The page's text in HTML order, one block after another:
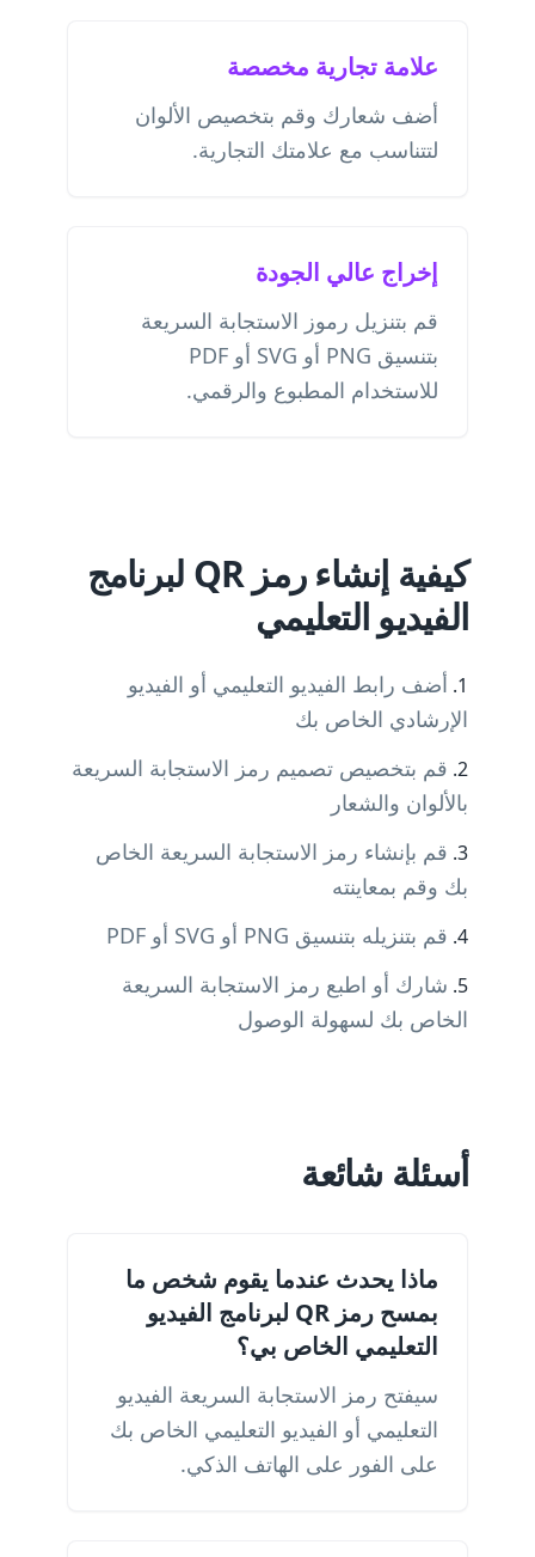
علامة تجارية مخصصة
أضف شعارك وقم بتخصيص الألوان
لتتناسب مع علامتك التجارية.
إخراج عالي الجودة
قم بتنزيل رموز الاستجابة السريعة
بتنسيق PNG أو SVG أو PDF
للاستخدام المطبوع والرقمي.
كيفية إنشاء رمز QR لبرنامج
الفيديو التعليمي
أضف رابط الفيديو التعليمي أو الفيديو
الإرشادي الخاص بك
قم بتخصيص تصميم رمز الاستجابة السريعة
بالألوان والشعار
قم بإنشاء رمز الاستجابة السريعة الخاص
بك وقم بمعاينته
قم بتنزيله بتنسيق PNG أو SVG أو PDF
شارك أو اطبع رمز الاستجابة السريعة
الخاص بك لسهولة الوصول
أسئلة شائعة
ماذا يحدث عندما يقوم شخص ما
بمسح رمز QR لبرنامج الفيديو
التعليمي الخاص بي؟
سيفتح رمز الاستجابة السريعة الفيديو
التعليمي أو الفيديو التعليمي الخاص بك
على الفور على الهاتف الذكي.